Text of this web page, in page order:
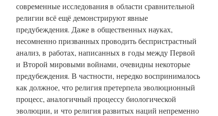
современные исследования в области сравнительной
религии всё ещё демонстрируют явные
предубеждения. Даже в общественных науках,
несомненно призванных проводить беспристрастный
анализ, в работах, написанных в годы между Первой
и Второй мировыми войнами, очевидны некоторые
предубеждения. В частности, нередко воспринималось
как должное, что религия претерпела эволюционный
процесс, аналогичный процессу биологической
эволюции, и что религия развитых наций непременно